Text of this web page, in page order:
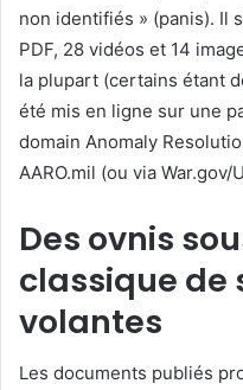
non identifiés » (panis). Il
PDF, 28 vidéos et 14
la plupart (certains étant
été mis en ligne sur une
domain Anomaly
AARO.mil (ou via War.gov/
Des ovnis
classique de
volantes
Les documents publiés